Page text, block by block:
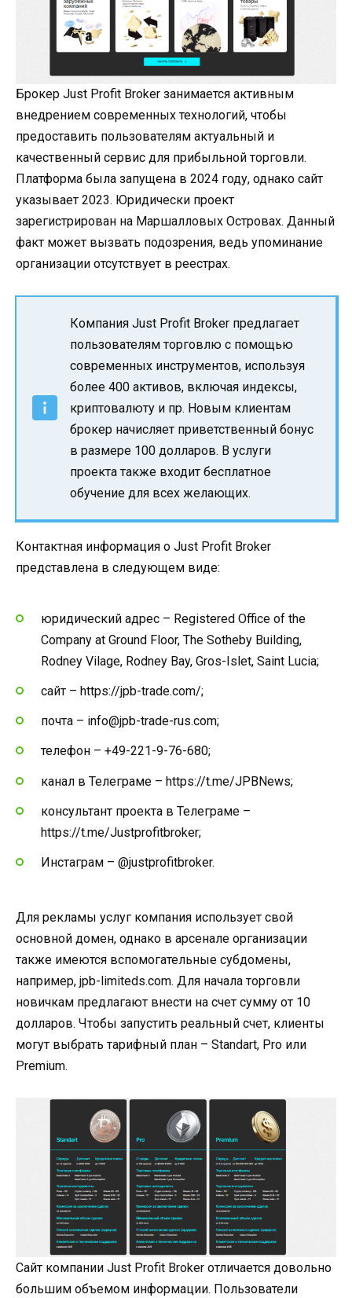
Брокер Just Profit Broker занимается активным
внедрением современных технологий, чтобы
предоставить пользователям актуальный и
качественный сервис для прибыльной торговли.
Платформа была запущена в 2024 году, однако сайт
указывает 2023. Юридически проект
зарегистрирован на Маршалловых Островах. Данный
факт может вызвать подозрения, ведь упоминание
организации отсутствует в реестрах.
Компания Just Profit Broker предлагает
пользователям торговлю с помощью
современных инструментов, используя
более 400 активов, включая индексы,
криптовалюту и пр. Новым клиентам
брокер начисляет приветственный бонус
в размере 100 долларов. В услуги
проекта также входит бесплатное
обучение для всех желающих.
Контактная информация о Just Profit Broker
представлена в следующем виде:
юридический адрес – Registered Office of the
Company at Ground Floor, The Sotheby Building,
Rodney Vilage, Rodney Bay, Gros-Islet, Saint Lucia;
сайт – https://jpb-trade.com/;
почта – info@jpb-trade-rus.com;
телефон – +49-221-9-76-680;
канал в Телеграме – https://t.me/JPBNews;
консультант проекта в Телеграме –
https://t.me/Justprofitbroker;
Инстаграм – @justprofitbroker.
Для рекламы услуг компания использует свой
основной домен, однако в арсенале организации
также имеются вспомогательные субдомены,
например, jpb-limiteds.com. Для начала торговли
новичкам предлагают внести на счет сумму от 10
долларов. Чтобы запустить реальный счет, клиенты
могут выбрать тарифный план – Standart, Pro или
Premium.
Сайт компании Just Profit Broker отличается довольно
большим объемом информации. Пользователи